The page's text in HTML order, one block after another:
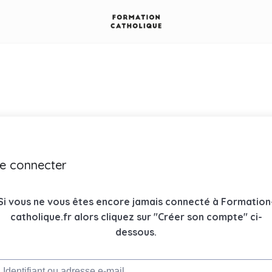
connecter
vous ne vous êtes encore jamais connecté à
catholique.fr alors cliquez sur "Créer son compte" ci-
dessous.